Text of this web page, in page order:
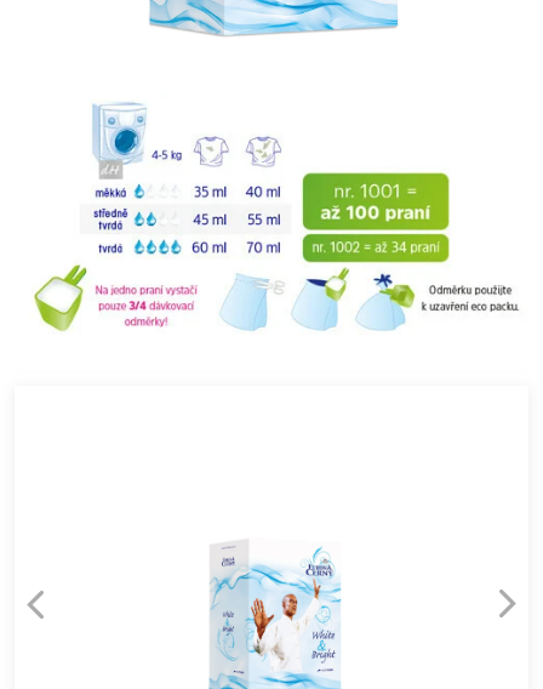
je to možné, odstráňte ich. Pokračujte vo vyplachovaní.
Okamžite volajte lekára. Zneškodnite obsah / nádobu